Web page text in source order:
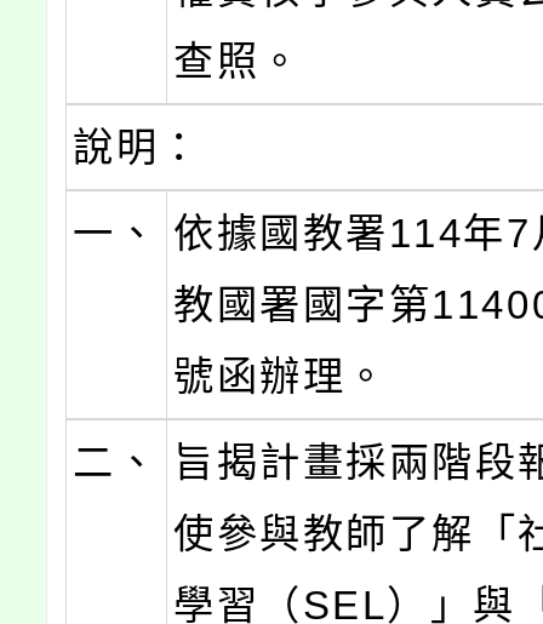
查照。
說明：
一、
依據國教署114年
教國署國字第
號函辦理。
二、
旨揭計畫採兩階段
使參與教師了解「
學習（SEL）」與